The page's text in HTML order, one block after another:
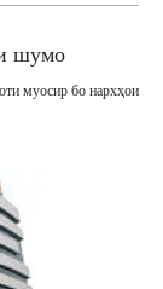
шумо
муосир бо нархҳои